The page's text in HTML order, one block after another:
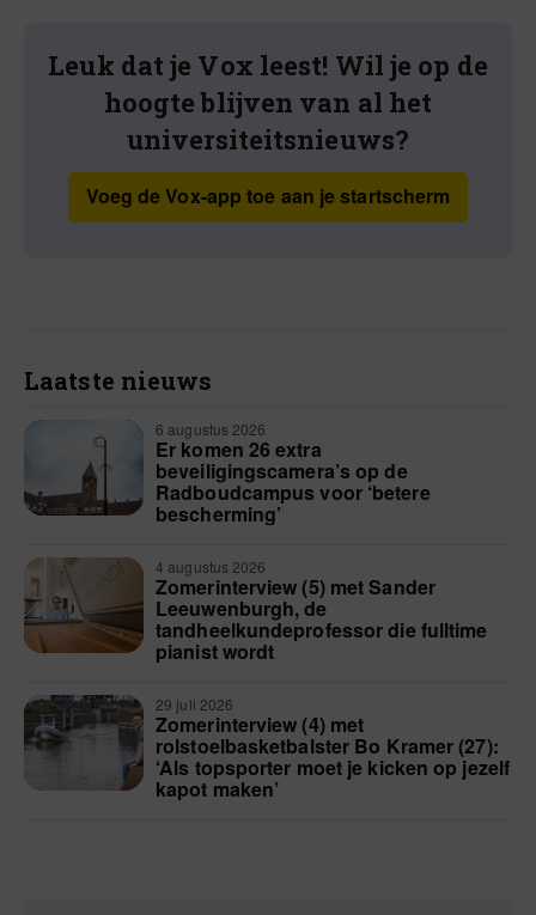
Leuk dat je Vox leest! Wil je op de
hoogte blijven van al het
universiteitsnieuws?
Voeg de Vox-app toe aan je startscherm
Laatste nieuws
6 augustus 2026
Er komen 26 extra
beveiligingscamera’s op de
Radboudcampus voor ‘betere
bescherming’
4 augustus 2026
Zomerinterview (5) met Sander
Leeuwenburgh, de
tandheelkundeprofessor die fulltime
pianist wordt
29 juli 2026
Zomerinterview (4) met
rolstoelbasketbalster Bo Kramer (27):
‘Als topsporter moet je kicken op jezelf
kapot maken’